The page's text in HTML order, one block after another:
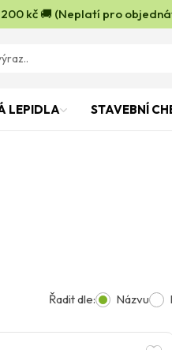
kč 🚚 (Neplatí pro
LEPIDLA STAVEBNÍ
Řadit dle: Názvu